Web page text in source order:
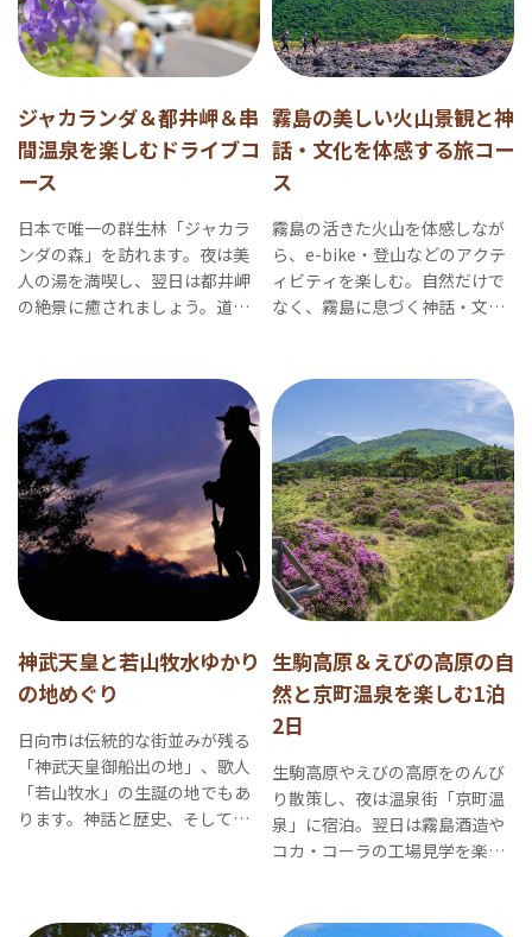
ジャカランダ＆都井岬＆串
間温泉を楽しむドライブコ
ース
日本で唯一の群生林「ジャカラ
ンダの森」を訪れます。夜は美
人の湯を満喫し、翌日は都井岬
の絶景に癒されましょう。道の
霧島の美しい火山景観と神
話・文化を体感する旅コー
ス
霧島の活きた火山を体感しなが
ら、e-bike・登山などのアクテ
ィビティを楽しむ。自然だけで
なく、霧島に息づく神話・文
神武天皇と若山牧水ゆかり
の地めぐり
日向市は伝統的な街並みが残る
「神武天皇御船出の地」、歌人
「若山牧水」の生誕の地でもあ
ります。神話と歴史、そして文
生駒高原＆えびの高原の自
然と京町温泉を楽しむ1泊
2日
生駒高原やえびの高原をのんび
り散策し、夜は温泉街「京町温
泉」に宿泊。翌日は霧島酒造や
コカ・コーラの工場見学を楽し